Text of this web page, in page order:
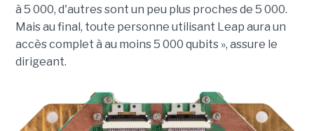
à 5 000, d'autres sont un peu plus proches de 5 000.
Mais au final, toute personne utilisant Leap aura un
accès complet à au moins 5 000 qubits », assure le
dirigeant.